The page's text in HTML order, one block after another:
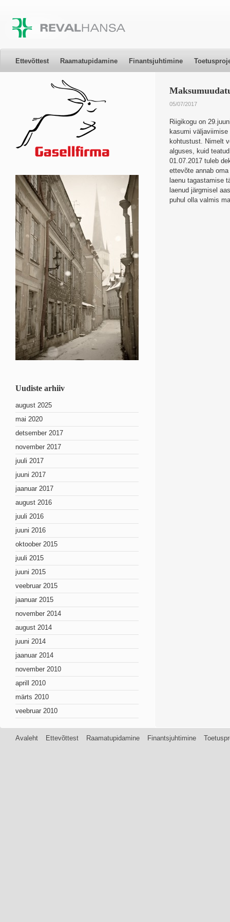
Ettevõttest Raamatupidamine Finantsjuhtimine
Uudiste arhiiv
august 2025
mai 2020
detsember 2017
november 2017
juuli 2017
juuni 2017
jaanuar 2017
august 2016
juuli 2016
juuni 2016
oktoober 2015
juuli 2015
juuni 2015
veebruar 2015
jaanuar 2015
november 2014
august 2014
juuni 2014
jaanuar 2014
november 2010
aprill 2010
märts 2010
veebruar 2010
05/07/2017
Riigikogu on
kasumi
kohtustust. Nimelt
alguses, kuid
01.07.2017 tuleb
ettevõte annab
laenu tagastamise
laenud järgmisel
puhul olla valmis
Avaleht Ettevõttest Raamatupidamine Finantsjuhtimine